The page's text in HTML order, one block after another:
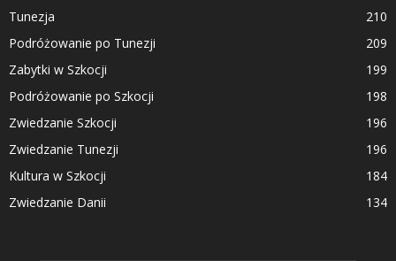
Tunezja
210
Podróżowanie po Tunezji
209
Zabytki w Szkocji
199
Podróżowanie po Szkocji
198
Zwiedzanie Szkocji
196
Zwiedzanie Tunezji
196
Kultura w Szkocji
184
Zwiedzanie Danii
134